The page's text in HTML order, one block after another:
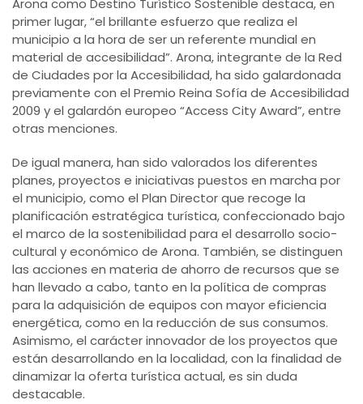
Arona como Destino Turístico Sostenible destaca, en
primer lugar, “el brillante esfuerzo que realiza el
municipio a la hora de ser un referente mundial en
material de accesibilidad”. Arona, integrante de la Red
de Ciudades por la Accesibilidad, ha sido galardonada
previamente con el Premio Reina Sofía de Accesibilidad
2009 y el galardón europeo “Access City Award”, entre
otras menciones.
De igual manera, han sido valorados los diferentes
planes, proyectos e iniciativas puestos en marcha por
el municipio, como el Plan Director que recoge la
planificación estratégica turística, confeccionado bajo
el marco de la sostenibilidad para el desarrollo socio-
cultural y económico de Arona. También, se distinguen
las acciones en materia de ahorro de recursos que se
han llevado a cabo, tanto en la política de compras
para la adquisición de equipos con mayor eficiencia
energética, como en la reducción de sus consumos.
Asimismo, el carácter innovador de los proyectos que
están desarrollando en la localidad, con la finalidad de
dinamizar la oferta turística actual, es sin duda
destacable.